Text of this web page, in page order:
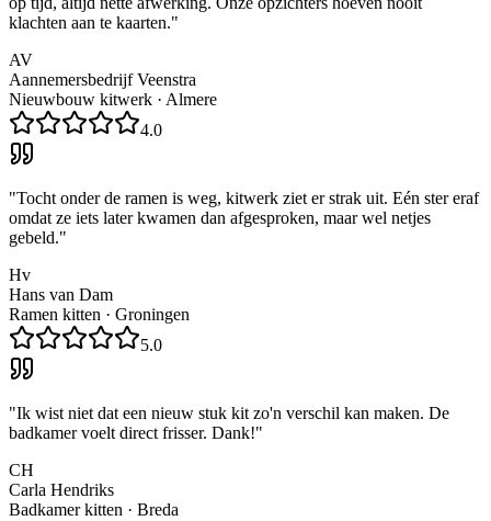
klachten aan te kaarten."
AV
Aannemersbedrijf Veenstra
Nieuwbouw kitwerk · Almere
4.0
"Tocht onder de ramen is weg, kitwerk ziet er strak uit. Eén ster eraf
omdat ze iets later kwamen dan afgesproken, maar wel netjes
gebeld."
Hv
Hans van Dam
Ramen kitten · Groningen
5.0
"Ik wist niet dat een nieuw stuk kit zo'n verschil kan maken. De
badkamer voelt direct frisser. Dank!"
CH
Carla Hendriks
Badkamer kitten · Breda